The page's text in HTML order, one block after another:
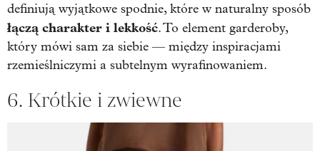
definiują wyjątkowe spodnie, które w naturalny sposób
łączą charakter i lekkość. To element garderoby,
który mówi sam za siebie — między inspiracjami
rzemieślniczymi a subtelnym wyrafinowaniem.
6. Krótkie i zwiewne